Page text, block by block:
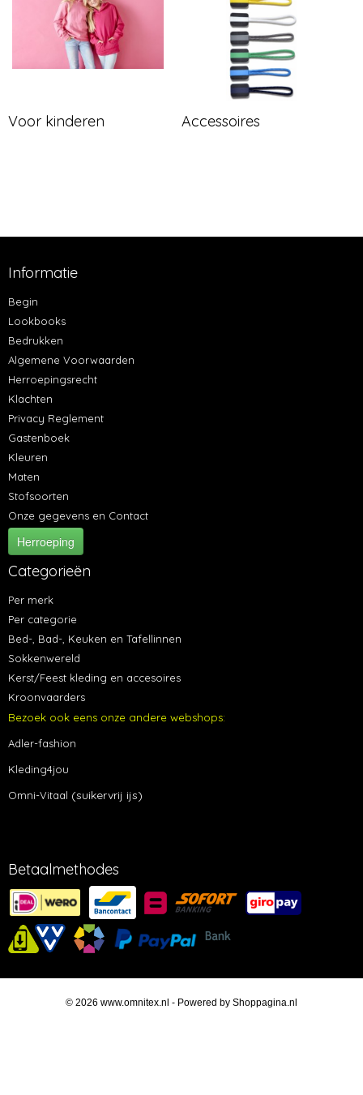
Voor kinderen Accessoires
Informatie
Begin
Lookbooks
Bedrukken
Algemene Voorwaarden
Herroepingsrecht
Klachten
Privacy Reglement
Gastenboek
Kleuren
Maten
Stofsoorten
Onze gegevens en Contact
Herroeping
Categorieën
Per merk
Per categorie
Bed-, Bad-, Keuken en Tafellinnen
Sokkenwereld
Kerst/Feest kleding en accesoires
Kroonvaarders
Bezoek ook eens onze andere webshops:
Adler-fashion
Kleding4jou
Omni-Vitaal (suikervrij ijs)
Betaalmethodes
© 2026 www.omnitex.nl - Powered by Shoppagina.nl